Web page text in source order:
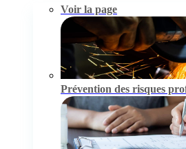
Voir la page
Prévention des risques